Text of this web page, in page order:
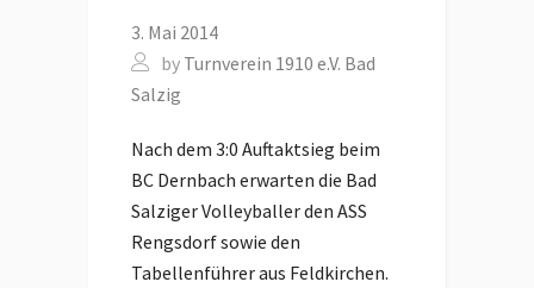
3. Mai 2014
by Turnverein 1910 e.V. Bad
Salzig
Nach dem 3:0 Auftaktsieg beim
BC Dernbach erwarten die Bad
Salziger Volleyballer den ASS
Rengsdorf sowie den
Tabellenführer aus Feldkirchen.